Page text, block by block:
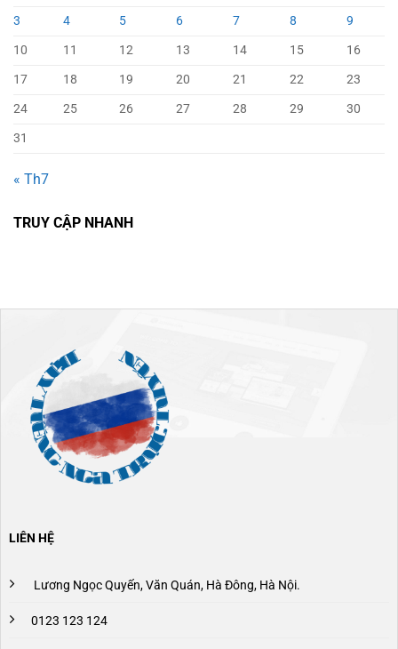
3
4 5 6 7 8
9
10
11 12 13 14 15
16
17
18 19 20 21 22
23
24
25 26 27 28 29
30
31
« Th7
TRUY CẬP NHANH
LIÊN HỆ
Lương Ngọc Quyến, Văn Quán, Hà Đông, Hà Nội.
0123 123 124